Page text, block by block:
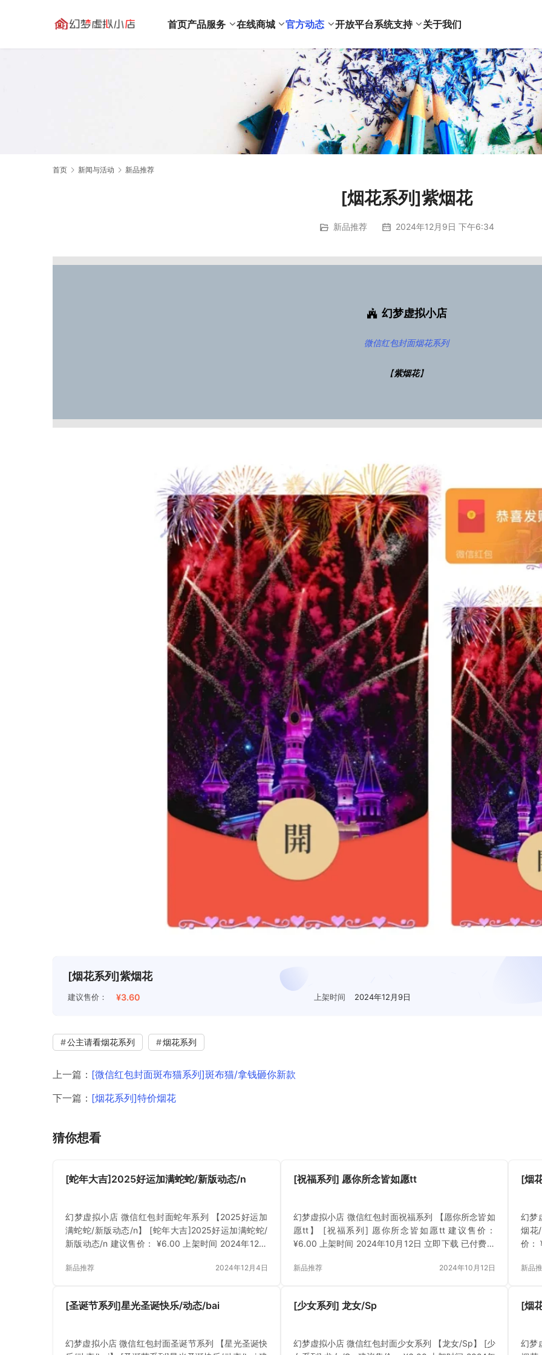
首页产品服务 在线商城 官方动态 开放平台系统支持 关于我们
首页 新闻与活动 新品推荐
[烟花系列]紫烟花
新品推荐 2024年12月9日 下午6:34
幻梦虚拟小店
微信红包封面烟花系列
【紫烟花】
[烟花系列]紫烟花
建议售价： ¥3.60 上架时间 2024年12月9日
公主请看烟花系列 烟花系列
上一篇： [微信红包封面斑布猫系列]斑布猫/拿钱砸你新款
下一篇： [烟花系列]特价烟花
猜你想看
[蛇年大吉]2025好运加满蛇蛇/新版动态/n
幻梦虚拟小店 微信红包封面蛇年系列 【2025好运加
满蛇蛇/新版动态/n】 [蛇年大吉]2025好运加满蛇蛇/
新版动态/n 建议售价： ¥6.00 上架时间 2024年12月
新品推荐 2024年12月4日
[祝福系列] 愿你所念皆如愿tt
幻梦虚拟小店 微信红包封面祝福系列 【愿你所念皆如
愿tt】 [祝福系列] 愿你所念皆如愿tt 建议售价：
¥6.00 上架时间 2024年10月12日 立即下载 已付费？
新品推荐 2024年10月12日
[烟
幻梦
烟花
价：
新品
[圣诞节系列]星光圣诞快乐/动态/bai
幻梦虚拟小店 微信红包封面圣诞节系列 【星光圣诞快
[少女系列] 龙女/Sp
幻梦虚拟小店 微信红包封面少女系列 【龙女/Sp】 [少
[烟
幻梦